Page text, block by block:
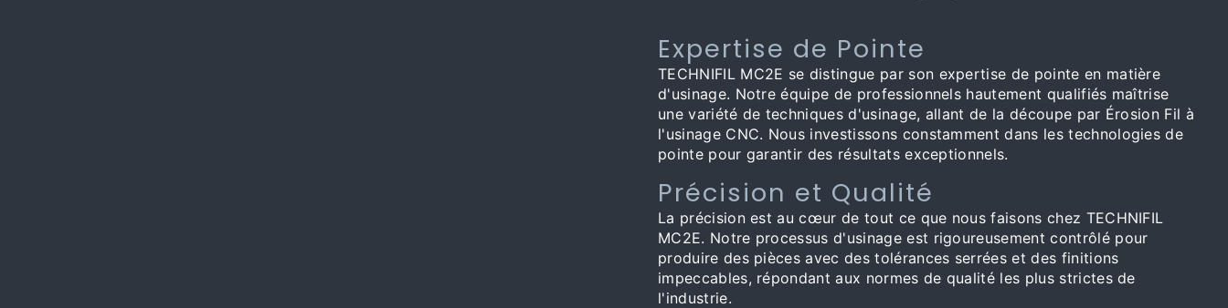
Expertise de Pointe
TECHNIFIL MC2E se distingue par son expertise de pointe en matière
d'usinage. Notre équipe de professionnels hautement qualifiés maîtrise
une variété de techniques d'usinage, allant de la découpe par Érosion Fil à
l'usinage CNC. Nous investissons constamment dans les technologies de
pointe pour garantir des résultats exceptionnels.
Précision et Qualité
La précision est au cœur de tout ce que nous faisons chez TECHNIFIL
MC2E. Notre processus d'usinage est rigoureusement contrôlé pour
produire des pièces avec des tolérances serrées et des finitions
impeccables, répondant aux normes de qualité les plus strictes de
l'industrie.